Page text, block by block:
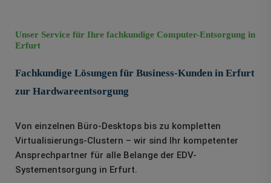
Unser Service für Ihre fachkundige Computer-Entsorgung in
Erfurt
Fachkundige Lösungen für Business-Kunden in Erfurt
zur Hardwareentsorgung
Von einzelnen Büro-Desktops bis zu kompletten
Virtualisierungs-Clustern – wir sind Ihr kompetenter
Ansprechpartner für alle Belange der EDV-
Systementsorgung in Erfurt.